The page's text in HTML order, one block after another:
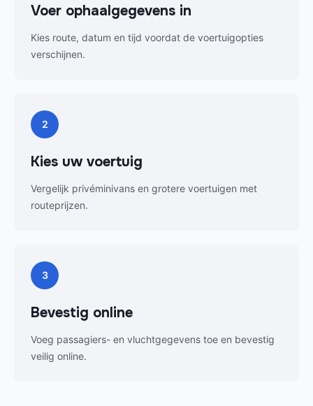
Voer ophaalgegevens in
Kies route, datum en tijd voordat de voertuigopties
verschijnen.
2
Kies uw voertuig
Vergelijk privéminivans en grotere voertuigen met
routeprijzen.
3
Bevestig online
Voeg passagiers- en vluchtgegevens toe en bevestig
veilig online.